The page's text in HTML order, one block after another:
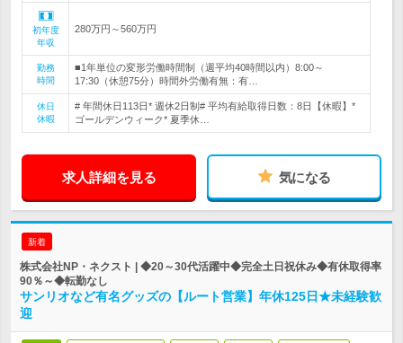
初年度
年収
280万円～560万円
勤務
時間
■1年単位の変形労働時間制（週平均40時間以内）8:00～
17:30（休憩75分）時間外労働有無：有…
休日
休暇
# 年間休日113日* 週休2日制# 平均有給取得日数：8日【休暇】*
ゴールデンウィーク* 夏季休…
求人詳細を見る 気になる
新着
株式会社NP・ネクスト | ◆20～30代活躍中◆完全土日祝休み◆有休取得率
90％～◆転勤なし
サンリオなど有名グッズの【ルート営業】年休125日★未経験歓
迎